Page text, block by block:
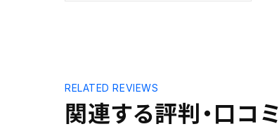
関連する評判・口コミ
RELATED REVIEWS